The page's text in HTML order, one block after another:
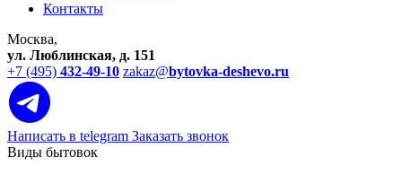
Контакты
Москва,
ул. Люблинская, д. 151
+7 (495) 432-49-10 zakaz@bytovka-deshevo.ru
Написать в telegram Заказать звонок
Виды бытовок